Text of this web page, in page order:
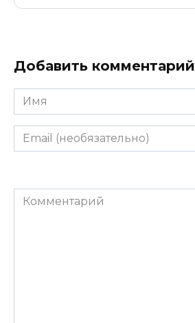
Добавить комментарий
Имя
Email
(необязательно)
Комментарий